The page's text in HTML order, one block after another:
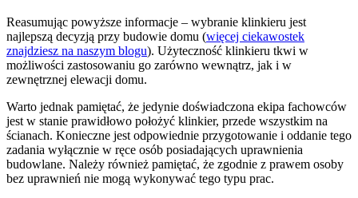
Reasumując powyższe informacje – wybranie klinkieru jest
najlepszą decyzją przy budowie domu (więcej ciekawostek
znajdziesz na naszym blogu). Użyteczność klinkieru tkwi w
możliwości zastosowaniu go zarówno wewnątrz, jak i w
zewnętrznej elewacji domu.
Warto jednak pamiętać, że jedynie doświadczona ekipa fachowców
jest w stanie prawidłowo położyć klinkier, przede wszystkim na
ścianach. Konieczne jest odpowiednie przygotowanie i oddanie tego
zadania wyłącznie w ręce osób posiadających uprawnienia
budowlane. Należy również pamiętać, że zgodnie z prawem osoby
bez uprawnień nie mogą wykonywać tego typu prac.